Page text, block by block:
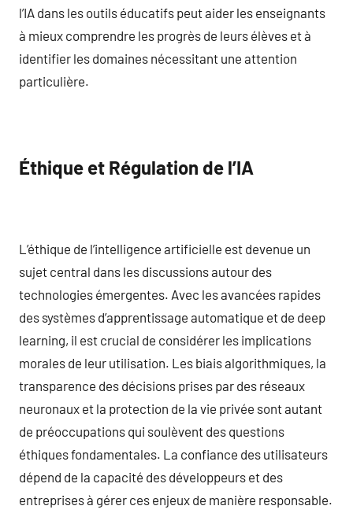
l’IA dans les outils éducatifs peut aider les enseignants
à mieux comprendre les progrès de leurs élèves et à
identifier les domaines nécessitant une attention
particulière.
Éthique et Régulation de l’IA
L’éthique de l’intelligence artificielle est devenue un
sujet central dans les discussions autour des
technologies émergentes. Avec les avancées rapides
des systèmes d’apprentissage automatique et de deep
learning, il est crucial de considérer les implications
morales de leur utilisation. Les biais algorithmiques, la
transparence des décisions prises par des réseaux
neuronaux et la protection de la vie privée sont autant
de préoccupations qui soulèvent des questions
éthiques fondamentales. La confiance des utilisateurs
dépend de la capacité des développeurs et des
entreprises à gérer ces enjeux de manière responsable.